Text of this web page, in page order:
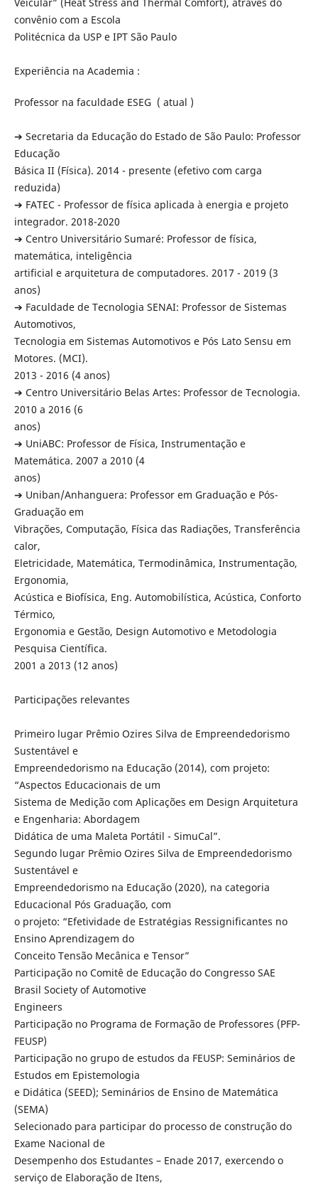
convênio com a Escola
Politécnica da USP e IPT São Paulo
Experiência na Academia :
Professor na faculdade ESEG ( atual )
➔ Secretaria da Educação do Estado de São Paulo: Professor
Educação
Básica II (Física). 2014 - presente (efetivo com carga
reduzida)
➔ FATEC - Professor de física aplicada à energia e projeto
integrador. 2018-2020
➔ Centro Universitário Sumaré: Professor de física,
matemática, inteligência
artificial e arquitetura de computadores. 2017 - 2019 (3
anos)
➔ Faculdade de Tecnologia SENAI: Professor de Sistemas
Automotivos,
Tecnologia em Sistemas Automotivos e Pós Lato Sensu em
Motores. (MCI).
2013 - 2016 (4 anos)
➔ Centro Universitário Belas Artes: Professor de Tecnologia.
2010 a 2016 (6
anos)
➔ UniABC: Professor de Física, Instrumentação e
Matemática. 2007 a 2010 (4
anos)
➔ Uniban/Anhanguera: Professor em Graduação e Pós-
Graduação em
Vibrações, Computação, Física das Radiações, Transferência
calor,
Eletricidade, Matemática, Termodinâmica, Instrumentação,
Ergonomia,
Acústica e Biofísica, Eng. Automobilística, Acústica, Conforto
Térmico,
Ergonomia e Gestão, Design Automotivo e Metodologia
Pesquisa Científica.
2001 a 2013 (12 anos)
Participações relevantes
Primeiro lugar Prêmio Ozires Silva de Empreendedorismo
Sustentável e
Empreendedorismo na Educação (2014), com projeto:
“Aspectos Educacionais de um
Sistema de Medição com Aplicações em Design Arquitetura
e Engenharia: Abordagem
Didática de uma Maleta Portátil - SimuCal”.
Segundo lugar Prêmio Ozires Silva de Empreendedorismo
Sustentável e
Empreendedorismo na Educação (2020), na categoria
Educacional Pós Graduação, com
o projeto: “Efetividade de Estratégias Ressignificantes no
Ensino Aprendizagem do
Conceito Tensão Mecânica e Tensor”
Participação no Comitê de Educação do Congresso SAE
Brasil Society of Automotive
Engineers
Participação no Programa de Formação de Professores (PFP-
FEUSP)
Participação no grupo de estudos da FEUSP: Seminários de
Estudos em Epistemologia
e Didática (SEED); Seminários de Ensino de Matemática
(SEMA)
Selecionado para participar do processo de construção do
Exame Nacional de
Desempenho dos Estudantes – Enade 2017, exercendo o
serviço de Elaboração de Itens,